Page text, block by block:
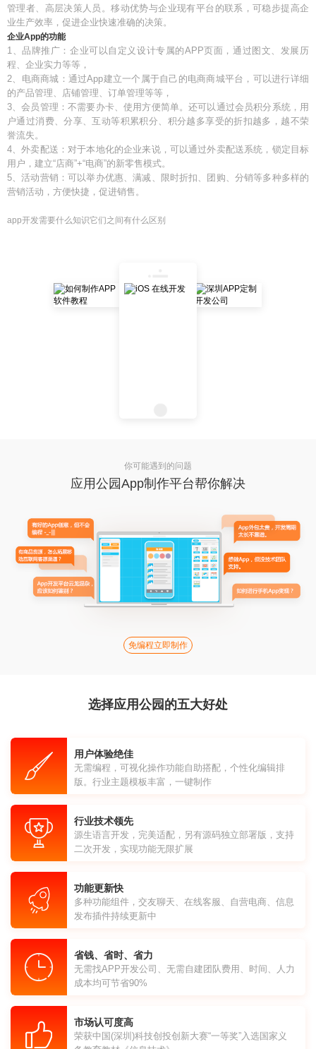
管理者、高层决策人员。移动优势与企业现有平台的联系，可稳步提高企
业生产效率，促进企业快速准确的决策。
企业App的功能
1、品牌推广：企业可以自定义设计专属的APP页面，通过图文、发展历
程、企业实力等等，
2、电商商城：通过App建立一个属于自己的电商商城平台，可以进行详细
的产品管理、店铺管理、订单管理等等，
3、会员管理：不需要办卡、使用方便简单。还可以通过会员积分系统，用
户通过消费、分享、互动等积累积分、积分越多享受的折扣越多，越不荣
誉流失。
4、外卖配送：对于本地化的企业来说，可以通过外卖配送系统，锁定目标
用户，建立“店商”+“电商”的新零售模式。
5、活动营销：可以举办优惠、满减、限时折扣、团购、分销等多种多样的
营销活动，方便快捷，促进销售。
app开发需要什么知识它们之间有什么区别
你可能遇到的问题
应用公园App制作平台帮你解决
免编程立即制作
选择应用公园的五大好处
用户体验绝佳
无需编程，可视化操作功能自助搭配，个性化编辑排
版。行业主题模板丰富，一键制作
行业技术领先
源生语言开发，完美适配，另有源码独立部署版，支持
二次开发，实现功能无限扩展
功能更新快
多种功能组件，交友聊天、在线客服、自营电商、信息
发布插件持续更新中
省钱、省时、省力
无需找APP开发公司、无需自建团队费用、时间、人力
成本均可节省90%
市场认可度高
荣获中国(深圳)科技创投创新大赛“一等奖”入选国家义